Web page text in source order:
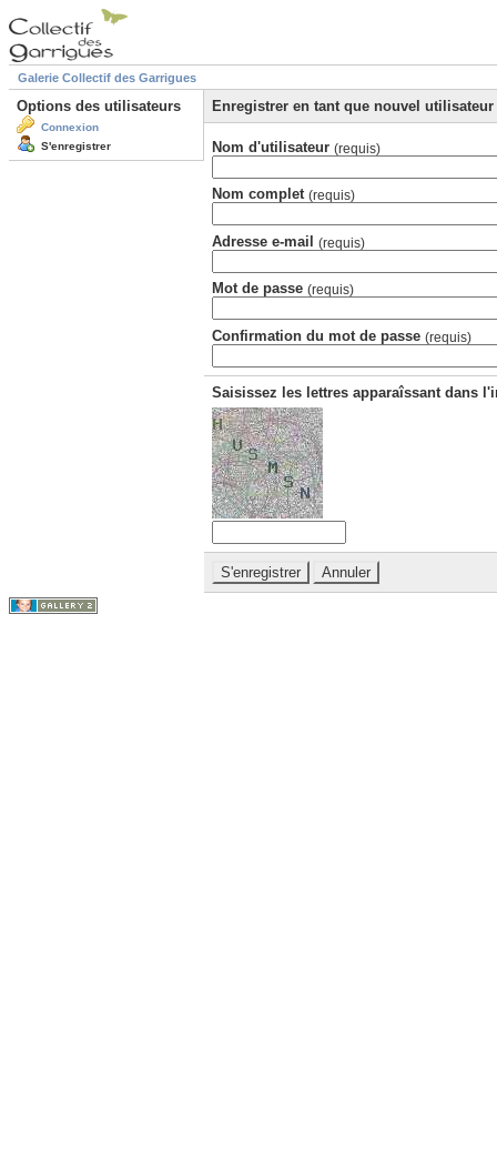
Galerie Collectif des Garrigues
Options des utilisateurs
Connexion
S'enregistrer
Enregistrer en tant que nouvel utilisateur
Nom d'utilisateur (requis)
Nom complet (requis)
Adresse e-mail (requis)
Mot de passe (requis)
Confirmation du mot de passe (requis)
Saisissez les lettres apparaîssant dans